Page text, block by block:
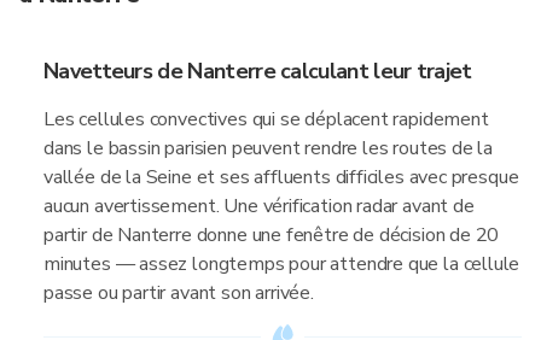
Navetteurs de Nanterre calculant leur trajet
Les cellules convectives qui se déplacent rapidement
dans le bassin parisien peuvent rendre les routes de la
vallée de la Seine et ses affluents difficiles avec presque
aucun avertissement. Une vérification radar avant de
partir de Nanterre donne une fenêtre de décision de 20
minutes — assez longtemps pour attendre que la cellule
passe ou partir avant son arrivée.